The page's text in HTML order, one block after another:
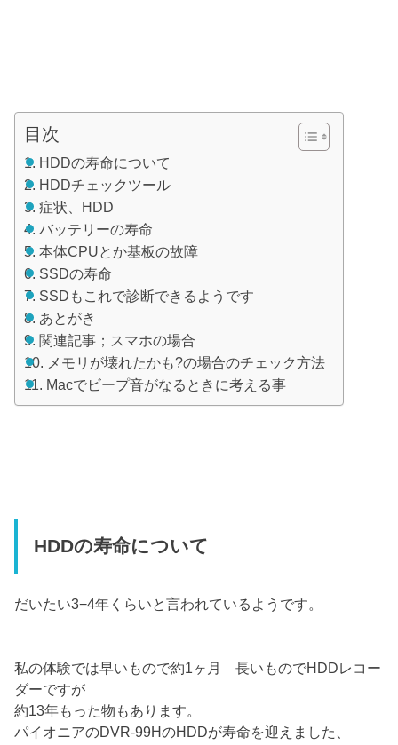
目次
HDDの寿命について
HDDチェックツール
症状、HDD
バッテリーの寿命
本体CPUとか基板の故障
SSDの寿命
SSDもこれで診断できるようです
あとがき
関連記事；スマホの場合
メモリが壊れたかも?の場合のチェック方法
Macでビープ音がなるときに考える事
HDDの寿命について
だいたい3−4年くらいと言われているようです。
私の体験では早いもので約1ヶ月 長いものでHDDレコー
ダーですが
約13年もった物もあります。
パイオニアのDVR-99HのHDDが寿命を迎えました、